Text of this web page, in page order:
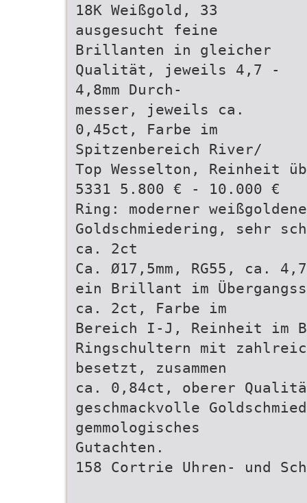
18K Weißgold, 33
ausgesucht feine
Brillanten in gleicher
Qualität, jeweils 4,7 -
4,8mm Durch-
messer, jeweils ca.
0,45ct, Farbe im
Spitzenbereich River/
Top Wesselton, Reinheit
5331 5.800 € - 10.000 €
Ring: moderner
Goldschmiedering, sehr
ca. 2ct
Ca. Ø17,5mm, RG55, ca.
ein Brillant im
ca. 2ct, Farbe im
Bereich I-J, Reinheit im
Ringschultern mit
besetzt, zusammen
ca. 0,84ct, oberer
geschmackvolle
gemmologisches
Gutachten.
158 Cortrie Uhren- und